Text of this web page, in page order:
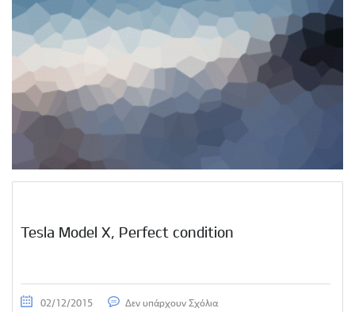
Tesla Model X, Perfect condition
02/12/2015 Δεν υπάρχουν Σχόλια